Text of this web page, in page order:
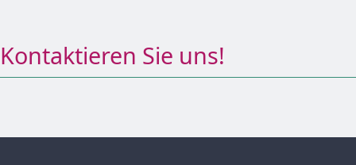
Kontaktieren Sie uns!